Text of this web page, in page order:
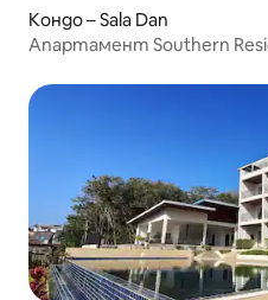
Кондо – Sala Dan
Апартамент Southern